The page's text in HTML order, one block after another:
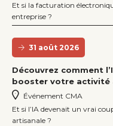
Et si la facturation
entreprise ?
31 août 2026
Découvrez comment
booster votre activité
Événement CMA
Et si l’IA devenait un vrai
artisanale ?